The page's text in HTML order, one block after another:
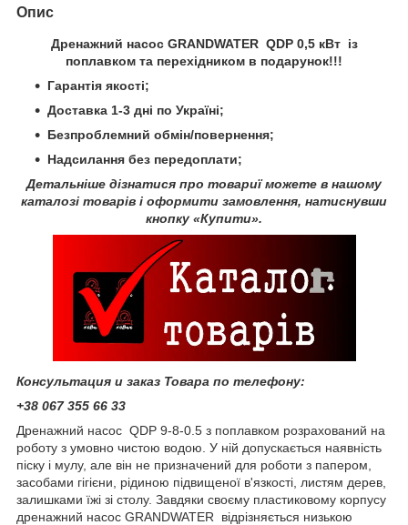
Опис
Дренажний насос GRANDWATER QDP 0,5 кВт із
поплавком та перехідником в подарунок!!!
Гарантія якості;
Доставка 1-3 дні по Україні;
Безпроблемний обмін/повернення;
Надсилання без передоплати;
Детальніше дізнатися про товариї можете в нашому
каталозі товарів і оформити замовлення, натиснувши
кнопку «Купити».
Консультация и заказ Товара по телефону:
+38 067 355 66 33
Дренажний насос QDP 9-8-0.5 з поплавком розрахований на
роботу з умовно чистою водою. У ній допускається наявність
піску і мулу, але він не призначений для роботи з папером,
засобами гігієни, рідиною підвищеної в'язкості, листям дерев,
залишками їжі зі столу. Завдяки своєму пластиковому корпусу
дренажний насос GRANDWATER відрізняється низькою